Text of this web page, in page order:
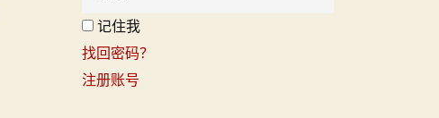
记住我
找回密码？
注册账号